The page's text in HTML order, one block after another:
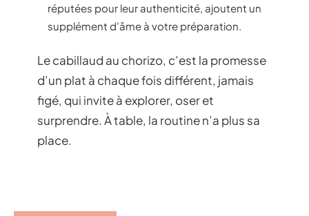
réputées pour leur authenticité, ajoutent un
supplément d’âme à votre préparation.
Le cabillaud au chorizo, c’est la promesse
d’un plat à chaque fois différent, jamais
figé, qui invite à explorer, oser et
surprendre. À table, la routine n’a plus sa
place.